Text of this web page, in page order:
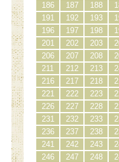
186
187 188
191
192 193
196
197 198
201
202 203
206
207 208
211
212 213
216
217 218
221
222 223
226
227 228
231
232 233
236
237 238
241
242 243
246
247 248